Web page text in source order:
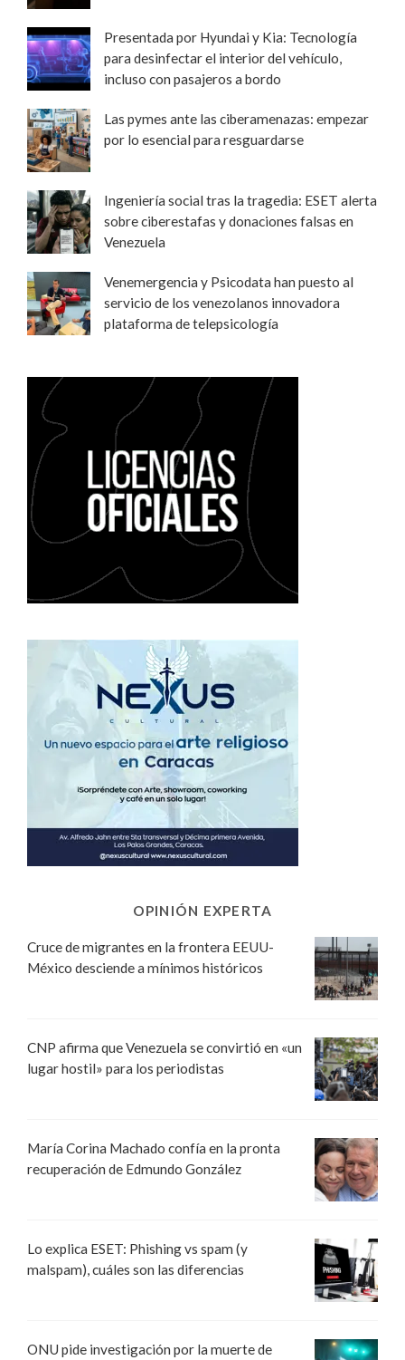
Presentada por Hyundai y Kia: Tecnología
para desinfectar el interior del vehículo,
incluso con pasajeros a bordo
Las pymes ante las ciberamenazas: empezar
por lo esencial para resguardarse
Ingeniería social tras la tragedia: ESET alerta
sobre ciberestafas y donaciones falsas en
Venezuela
Venemergencia y Psicodata han puesto al
servicio de los venezolanos innovadora
plataforma de telepsicología
OPINIÓN EXPERTA
Cruce de migrantes en la frontera EEUU-
México desciende a mínimos históricos
CNP afirma que Venezuela se convirtió en «un
lugar hostil» para los periodistas
María Corina Machado confía en la pronta
recuperación de Edmundo González
Lo explica ESET: Phishing vs spam (y
malspam), cuáles son las diferencias
ONU pide investigación por la muerte de